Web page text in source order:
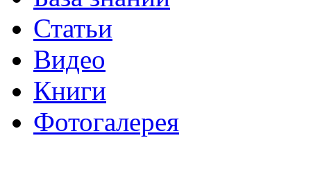
Статьи
Видео
Книги
Фотогалерея